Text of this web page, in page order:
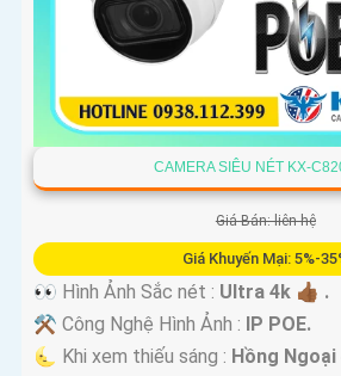
CAMERA SIÊU NÉT KX-
Giá Bán: liên hệ
Giá Khuyến Mại: 5%-
👀 Hình Ảnh Sắc nét : Ultra 4k 👍🏾 .
⚒ Công Nghệ Hình Ảnh : IP POE.
🌜 Khi xem thiếu sáng : Hồng